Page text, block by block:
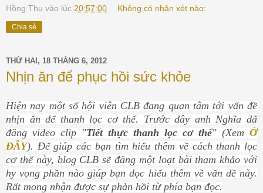
Hồng Thu vào lúc 20:57:00 Không có nhận xét nào:
Chia sẻ
THỨ HAI, 18 THÁNG 6, 2012
Nhịn ăn để phục hồi sức khỏe
Hiện nay một số hội viên CLB đang quan tâm tới vấn đề
nhịn ăn để thanh lọc cơ thể. Trước đây anh Nghĩa đã
đăng video clip "Tiết thực thanh lọc cơ thể" (Xem Ở
ĐÂY). Để giúp các bạn tìm hiểu thêm về cách thanh lọc
cơ thể này, blog CLB sẽ đăng một loạt bài tham khảo với
hy vọng phần nào giúp bạn đọc hiểu thêm về vấn đề này.
Rất mong nhận được sự phản hồi từ phía bạn đọc.